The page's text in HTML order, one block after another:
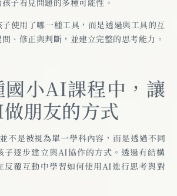
使用了哪一種工具，而是透過與工具的互
、修正與判斷，並建立完整的思考能力。
國小AI課程中，讓
朋友的方式
不是被視為單一學科內容，而是透過不同
子逐步建立與AI協作的方式。透過有結構
反覆互動中學習如何使用AI進行思考與對